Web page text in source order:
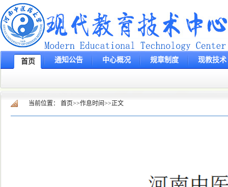
首页 通知公告 中心概况 规章制度 现教技术
当前位置： 首页>>作息时间 >>正文